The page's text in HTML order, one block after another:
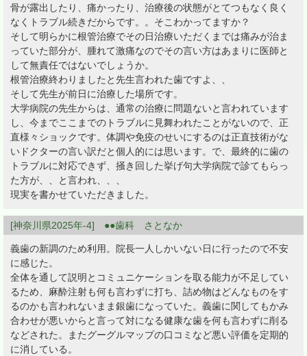
骨が露出したり、痛かったり、治療後の状態がとてつもなく良く
なくトラブル続きだからです。。そこわかってますか？
そして明らかに根管治療でその日治療いただくまでは痛みが治ま
っていた部分が、腫れて激痛なのでその言い方はあまりに医師と
して無責任ではないでしょうか。
根管治療終わりましたと先生言われた歯ですよ、、
そして先生が前日に治療した場所です。
大学病院の先生からは、通常の治療に問題ないと言われています
し、今までここまでのトラブルに見舞われたことがないので、正
直様々ショックです。体調や免疫のせいにするのは正直技術がな
いドクターの言い訳だと個人的には思います。で、最終的に歯の
トラブルに対応できず、掻き回した挙げ句大学病院で診てもらっ
た方が、、と言われ、、、
現実を書かせていただきました。
[神奈川県2025年-4] ●●歯科 さとなか
義歯の新調のため利用。院長一人しかいない日に行ったので不安
に感じた。
全体を通して説明とコミュニケーションを取る能力が不足してい
るため、麻酔注射も何も言わずに打ち、詰め物はどんなものをす
るのかも言われないまま銀歯になっていた。義歯に関してもかみ
合わせが悪いからと言って対になる健康な歯を何も言わずに削る
などされた。またグーグルマップの口コミなど悪い評価を定期的
に消している。